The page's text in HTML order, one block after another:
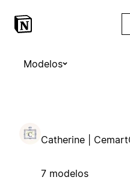
Modelos
Catherine |
7 modelos